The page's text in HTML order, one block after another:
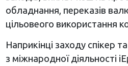
обладнання, переказів
цільовеого використання
Наприкінці заходу спікер та
з міжнародної діяльності